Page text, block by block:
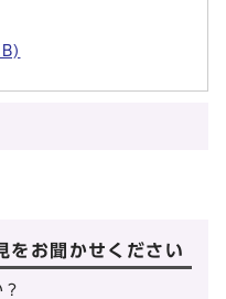
をお聞かせください